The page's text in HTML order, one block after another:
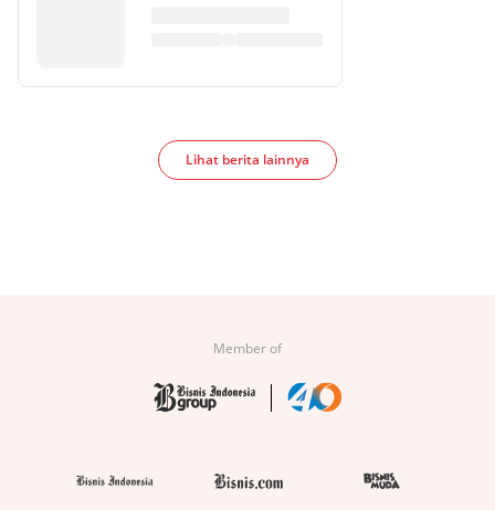
Lihat berita lainnya
Member of